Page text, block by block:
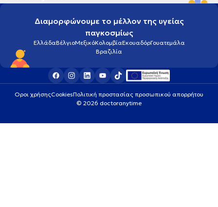
Διαμορφώνουμε το μέλλον της υγείας
παγκοσμίως
ΕλλάδαΒέλγιοΜεξικόΚολομβίαΕκουαδόρΓουατεμάλα
Βραζιλία
Οροι χρήσηςCookiesΠολιτική προστασίας προσωπικού απορρήτου
© 2026 doctoranytime